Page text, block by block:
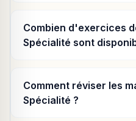
Combien d'exercices
Spécialité sont
Comment réviser les
Spécialité ?